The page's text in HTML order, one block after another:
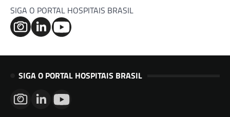
SIGA O PORTAL HOSPITAIS BRASIL
SIGA O PORTAL HOSPITAIS BRASIL